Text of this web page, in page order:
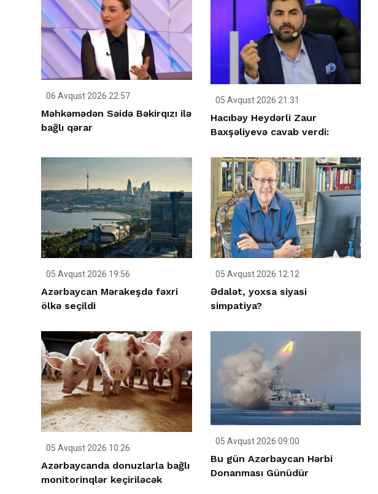
06 Avqust 2026 22:57
Məhkəmədən Səidə Bəkirqızı ilə
bağlı qərar
05 Avqust 2026 21:31
Hacıbəy Heydərli Zaur
Baxşəliyevə cavab verdi:
05 Avqust 2026 19:56
Azərbaycan Mərakeşdə fəxri
ölkə seçildi
05 Avqust 2026 12:12
Ədalət, yoxsa siyasi
simpatiya?
05 Avqust 2026 10:26
Azərbaycanda donuzlarla bağlı
monitorinqlər keçiriləcək
05 Avqust 2026 09:00
Bu gün Azərbaycan Hərbi
Donanması Günüdür